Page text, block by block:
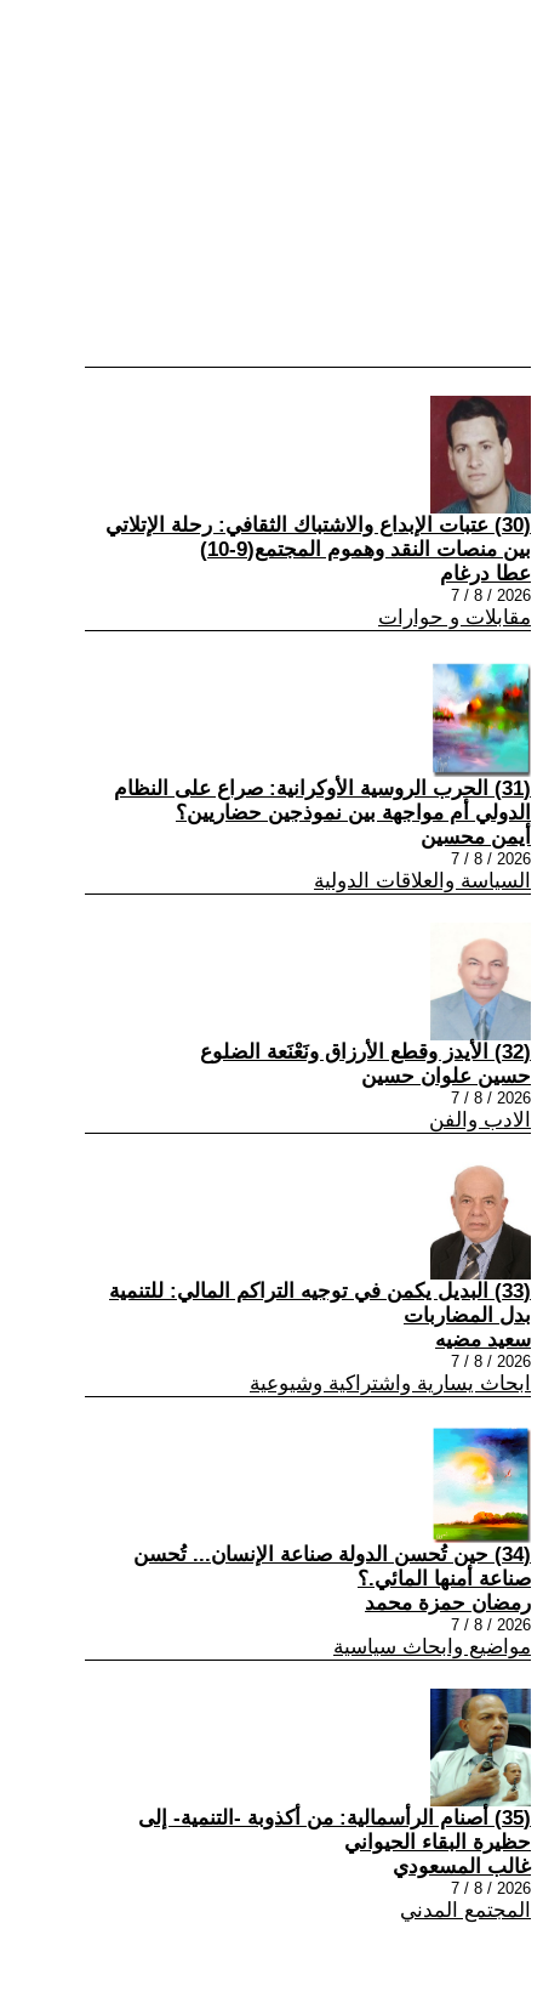
(30) عتبات الإبداع والاشتباك الثقافي: رحلة الإتلاتي
بين منصات النقد وهموم المجتمع(9-10)
عطا درغام
2026 / 8 / 7
مقابلات و حوارات
(31) الحرب الروسية الأوكرانية: صراع على النظام
الدولي أم مواجهة بين نموذجين حضاريين؟
أيمن محسين
2026 / 8 / 7
السياسة والعلاقات الدولية
(32) الأيدز وقطع الأرزاق ونَعْنَعة الضلوع
حسين علوان حسين
2026 / 8 / 7
الادب والفن
(33) البديل يكمن في توجيه التراكم المالي: للتنمية
بدل المضاربات
سعيد مضيه
2026 / 8 / 7
ابحاث يسارية واشتراكية وشيوعية
(34) حين تُحسن الدولة صناعة الإنسان... تُحسن
صناعة أمنها المائي.؟
رمضان حمزة محمد
2026 / 8 / 7
مواضيع وابحاث سياسية
(35) أصنام الرأسمالية: من أكذوبة -التنمية- إلى
حظيرة البقاء الحيواني
غالب المسعودي
2026 / 8 / 7
المجتمع المدني